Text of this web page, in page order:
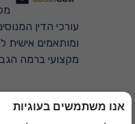
עורכי הדין
ומותאמים אישית
מקצועי ברמה
למדריך המשפטי
אנו משתמשים בעוגיות